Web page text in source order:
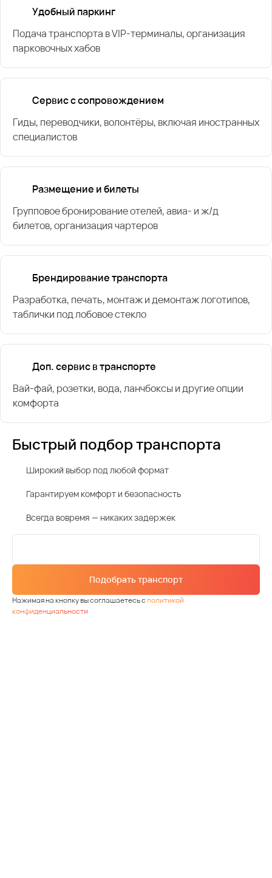
Удобный паркинг
Подача транспорта в VIP-терминалы, организация
парковочных хабов
Сервис с сопровождением
Гиды, переводчики, волонтёры, включая иностранных
специалистов
Размещение и билеты
Групповое бронирование отелей, авиа- и ж/д
билетов, организация чартеров
Брендирование транспорта
Разработка, печать, монтаж и демонтаж логотипов,
таблички под лобовое стекло
Доп. сервис в транспорте
Вай-фай, розетки, вода, ланчбоксы и другие опции
комфорта
Быстрый подбор транспорта
Широкий выбор под любой формат
Гарантируем комфорт и безопасность
Всегда вовремя — никаких задержек
Подобрать транспорт
Нажимая на кнопку вы соглашаетесь сполитикой
конфиденциальности